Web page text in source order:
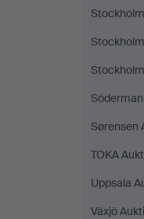
Sørensen
TOKA
Uppsala
Växjö